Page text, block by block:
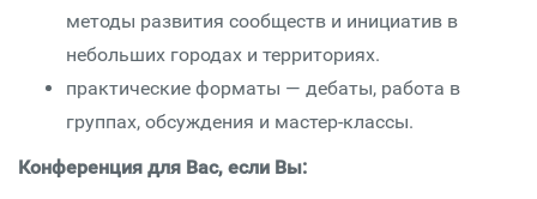
методы развития сообществ и инициатив в
небольших городах и территориях.
практические форматы — дебаты, работа в
группах, обсуждения и мастер-классы.
Конференция для Вас, если Вы: